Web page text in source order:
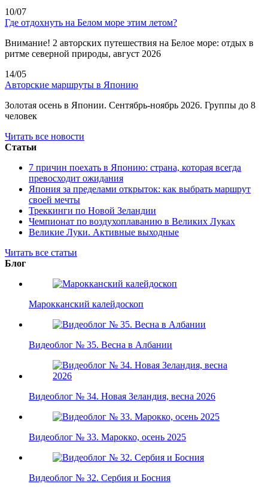
10/07
Где отдохнуть на Белом море этим летом?
Внимание! 2 авторских путешествия на Белое море: отдых в
ритме северной природы, август 2026
14/05
Авторские маршруты в Японию
Золотая осень в Японии. Сентябрь-ноябрь 2026. Группы до 8
человек
Читать все новости
Статьи
7 причин поехать в Японию: страна, которая всегда
превосходит ожидания
Япония за пределами открыток: как выбрать маршрут
своей мечты
Треккинги по Новой Зеландии
Чемпионат по воздухоплаванию в Великих Луках
Великие Луки. Активные выходные
Читать все статьи
Блог
Марокканский калейдоскоп
Видеоблог № 35. Весна в Албании
Видеоблог № 34. Новая Зеландия, весна 2026
Видеоблог № 33. Марокко, осень 2025
Видеоблог № 32. Сербия и Босния